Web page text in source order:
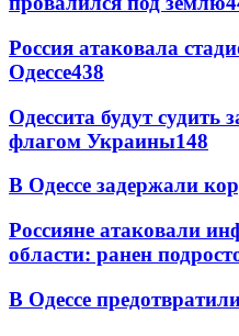
Россия атаковала
Одессе438
Одессита будут судить
флагом Украины148
В Одессе задержали
Россияне атаковали
области: ранен
В Одессе